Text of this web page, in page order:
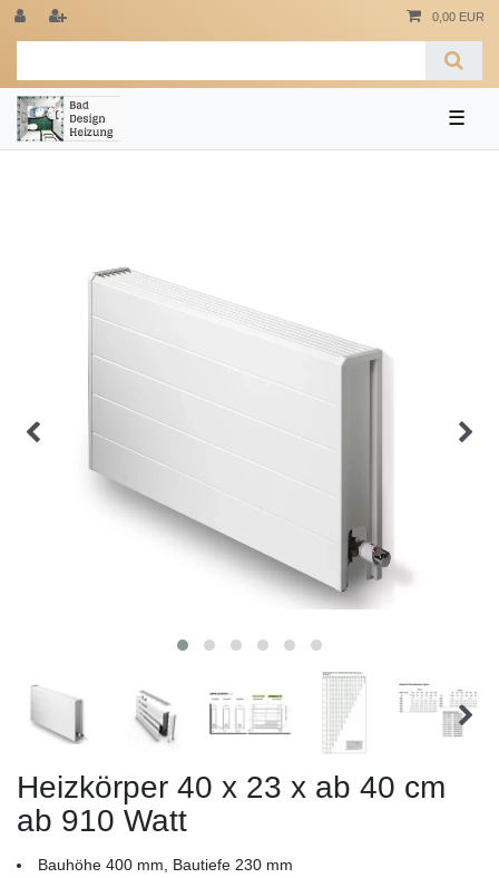
0,00 EUR
☰
Heizkörper 40 x 23 x ab 40 cm
ab 910 Watt
Bauhöhe 400 mm, Bautiefe 230 mm